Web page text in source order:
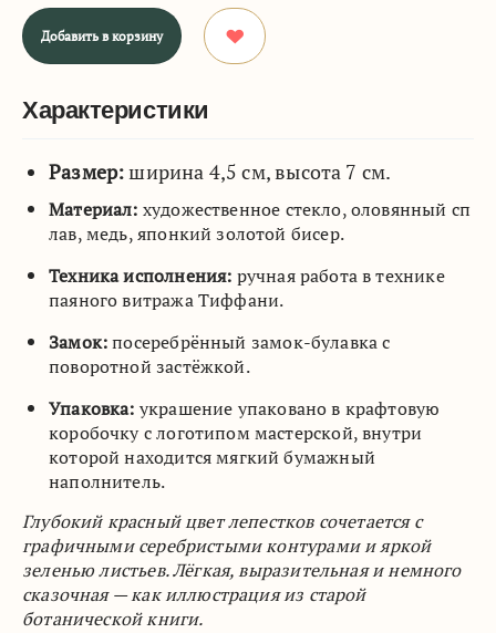
Добавить в корзину
Характеристики
Размер:ширина 4,5 см, высота 7 см.
Материал: художественное стекло, оловянный сп
лав, медь, японкий золотой бисер.
Техника исполнения: ручная работа в технике
паяного витража Тиффани.
Замок:посеребрённый замок-булавка с
поворотной застёжкой.
Упаковка: украшение упаковано в крафтовую
коробочку с логотипом мастерской, внутри
которой находится мягкий бумажный
наполнитель.
Глубокий красный цвет лепестков сочетается с
графичными серебристыми контурами и яркой
зеленью листьев. Лёгкая, выразительная и немного
сказочная — как иллюстрация из старой
ботанической книги.